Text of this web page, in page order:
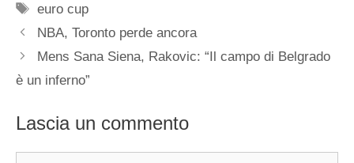
Tag
euro cup
NBA, Toronto perde ancora
Mens Sana Siena, Rakovic: “Il campo di Belgrado
è un inferno”
Lascia un commento